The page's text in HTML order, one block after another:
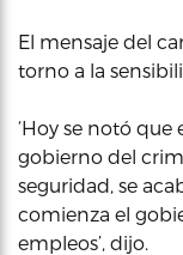
El mensaje del
torno a la
‘Hoy se notó
gobierno del
seguridad, se
comienza el
empleos’, dijo.